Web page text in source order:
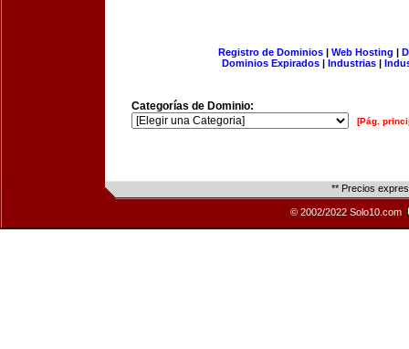
Registro de Dominios| Web Hosting |
Dominios Expirados | Industrias |
Categorías de Dominio:
[Pág.
** Precios
© 2002/2022 Solo10.com